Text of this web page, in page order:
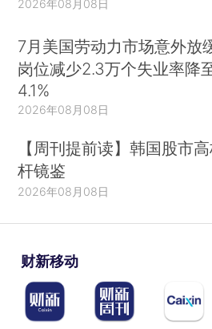
2026年08月08日
7月美国劳动力市场意外放
岗位减少2.3万个失业率降
4.1%
2026年08月08日
【周刊提前读】韩国股市
杆镜鉴
2026年08月08日
财新移动